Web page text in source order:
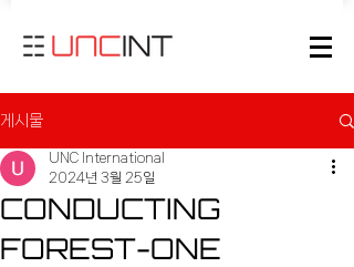
게시물
CONDUCTING
FOREST-ONE
UNC International
2024년 3월 25일